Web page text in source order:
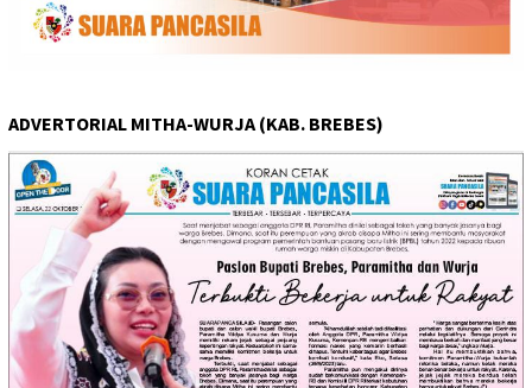
ADVERTORIAL MITHA-WURJA (KAB. BREBES)